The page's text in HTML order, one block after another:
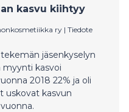
000 euroa.
kasvu kiihtyy
ry | Tiedote
jäsenkyselyn
kasvoi
2018 22% ja oli
uskovat kasvun